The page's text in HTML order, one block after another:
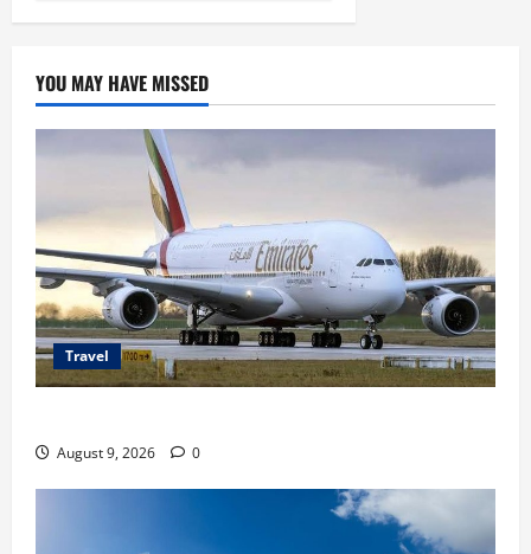
YOU MAY HAVE MISSED
Travel
August 9, 2026 0